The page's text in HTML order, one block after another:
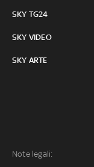
SKY TG24
SKY VIDEO
SKY ARTE
Note legali: